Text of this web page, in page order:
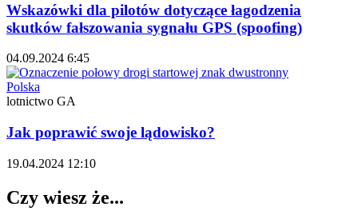
Wskazówki dla pilotów dotyczące łagodzenia
skutków fałszowania sygnału GPS (spoofing)
04.09.2024 6:45
Polska
lotnictwo GA
Jak poprawić swoje lądowisko?
19.04.2024 12:10
Czy wiesz że...